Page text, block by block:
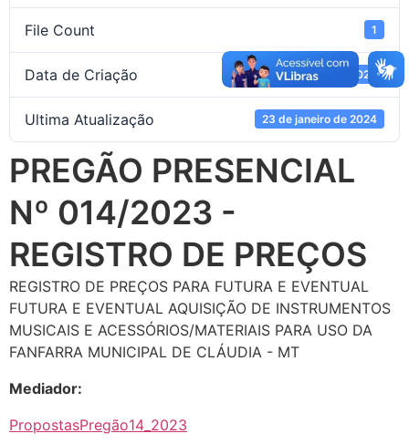
File Count 1
Data de Criação 14 de março de 2023
Ultima Atualização 23 de janeiro de 2024
PREGÃO PRESENCIAL
Nº 014/2023 -
REGISTRO DE PREÇOS
REGISTRO DE PREÇOS PARA FUTURA E EVENTUAL
FUTURA E EVENTUAL AQUISIÇÃO DE INSTRUMENTOS
MUSICAIS E ACESSÓRIOS/MATERIAIS PARA USO DA
FANFARRA MUNICIPAL DE CLÁUDIA - MT
Mediador:
PropostasPregão14_2023